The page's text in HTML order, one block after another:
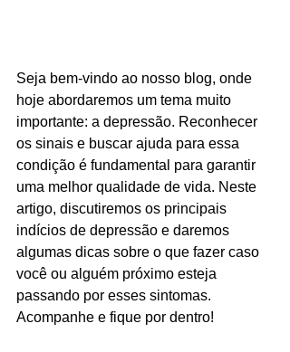
Seja bem-vindo ao nosso blog, onde
hoje abordaremos um tema muito
importante: a depressão. Reconhecer
os sinais e buscar ajuda para essa
condição é fundamental para garantir
uma melhor qualidade de vida. Neste
artigo, discutiremos os principais
indícios de depressão e daremos
algumas dicas sobre o que fazer caso
você ou alguém próximo esteja
passando por esses sintomas.
Acompanhe e fique por dentro!